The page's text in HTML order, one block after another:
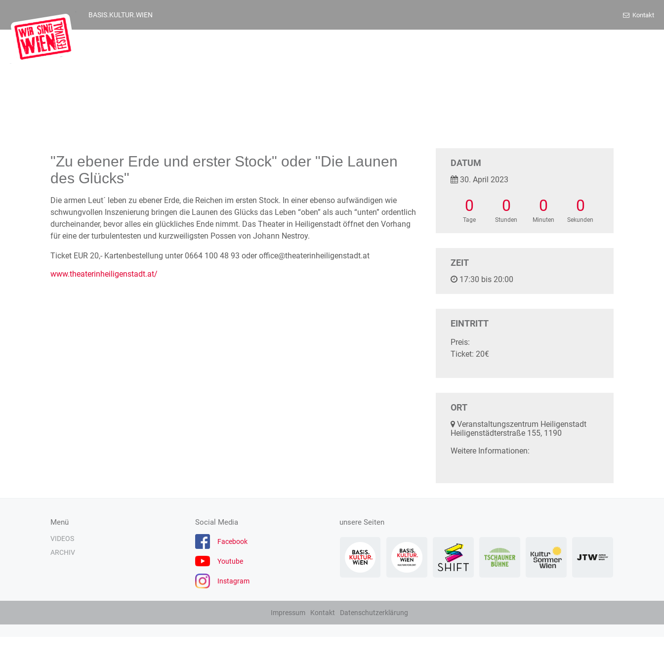
BASIS.KULTUR.WIEN Kontakt
"Zu ebener Erde und erster Stock" oder "Die Launen
des Glücks"
Die armen Leut´ leben zu ebener Erde, die Reichen im ersten Stock. In einer ebenso aufwändigen wie
schwungvollen Inszenierung bringen die Launen des Glücks das Leben “oben” als auch “unten” ordentlich
durcheinander, bevor alles ein glückliches Ende nimmt. Das Theater in Heiligenstadt öffnet den Vorhang
für eine der turbulentesten und kurzweiligsten Possen von Johann Nestroy.
Ticket EUR 20,- Kartenbestellung unter 0664 100 48 93 oder office@theaterinheiligenstadt.at
www.theaterinheiligenstadt.at/
DATUM
30. April 2023
0
Tage
0
Stunden
0
Minuten
0
Sekunden
ZEIT
17:30 bis 20:00
EINTRITT
Preis:
Ticket: 20€
ORT
Veranstaltungszentrum Heiligenstadt
Heiligenstädterstraße 155, 1190
Weitere Informationen:
Menü
VIDEOS
ARCHIV
Social Media
Facebook
Youtube
Instagram
unsere Seiten
Impressum Kontakt Datenschutzerklärung